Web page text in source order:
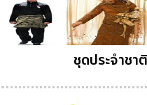
ชุดประจำชา